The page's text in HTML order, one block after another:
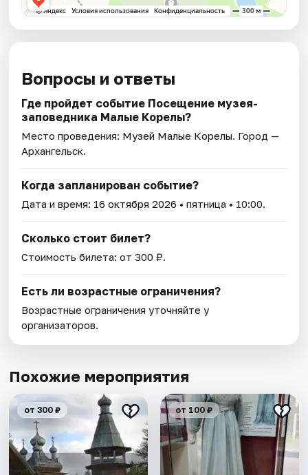
Вопросы и ответы
Где пройдет событие Посещение музея-
заповедника Малые Корелы?
Место проведения: Музей Малые Корелы. Город —
Архангельск.
Когда запланирован событие?
Дата и время: 16 октября 2026 • пятница • 10:00.
Сколько стоит билет?
Стоимость билета: от 300 ₽.
Есть ли возрастные ограничения?
Возрастные ограничения уточняйте у
организаторов.
Похожие мероприятия
от 300 ₽ от 100 ₽